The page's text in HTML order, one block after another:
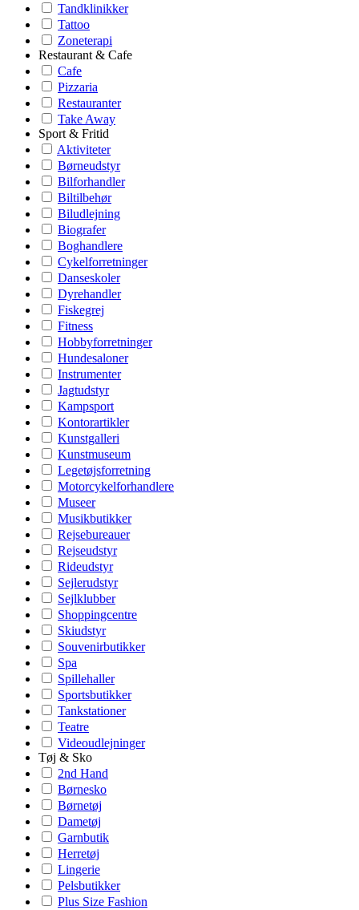
Tandklinikker
Tattoo
Zoneterapi
Restaurant & Cafe
Cafe
Pizzaria
Restauranter
Take Away
Sport & Fritid
Aktiviteter
Børneudstyr
Bilforhandler
Biltilbehør
Biludlejning
Biografer
Boghandlere
Cykelforretninger
Danseskoler
Dyrehandler
Fiskegrej
Fitness
Hobbyforretninger
Hundesaloner
Instrumenter
Jagtudstyr
Kampsport
Kontorartikler
Kunstgalleri
Kunstmuseum
Legetøjsforretning
Motorcykelforhandlere
Museer
Musikbutikker
Rejsebureauer
Rejseudstyr
Rideudstyr
Sejlerudstyr
Sejlklubber
Shoppingcentre
Skiudstyr
Souvenirbutikker
Spa
Spillehaller
Sportsbutikker
Tankstationer
Teatre
Videoudlejninger
Tøj & Sko
2nd Hand
Børnesko
Børnetøj
Dametøj
Garnbutik
Herretøj
Lingerie
Pelsbutikker
Plus Size Fashion